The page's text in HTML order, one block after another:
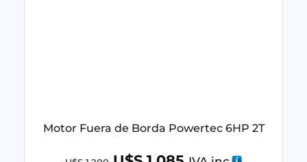
Motor Fuera de Borda Powertec 6HP 2T